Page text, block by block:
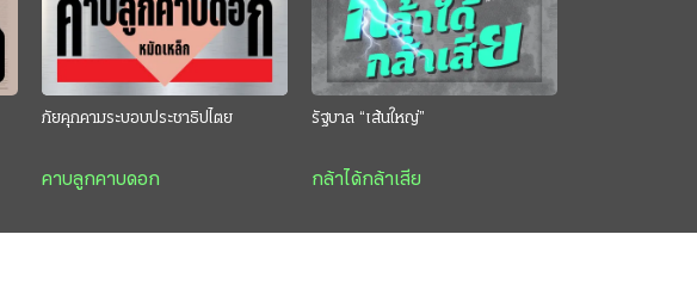
ภัยคุกคามระบอบประชาธิปไตย
คาบลูกคาบดอก
รัฐบาล “เส้นใหญ่”
กล้าได้กล้าเสีย